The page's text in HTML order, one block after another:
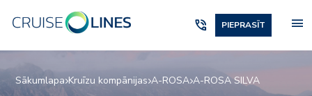
phone_in_talk PIEPRASĪT menu
Sākumlapa Kruīzu kompānijas A-ROSA A-ROSA SILVA